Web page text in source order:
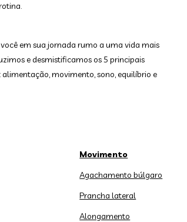
em sua jornada rumo a uma vida mais
e desmistificamos os 5 principais
movimento, sono, equilíbrio e
Movimento
Agachamento búlgaro
Prancha lateral
Alongamento